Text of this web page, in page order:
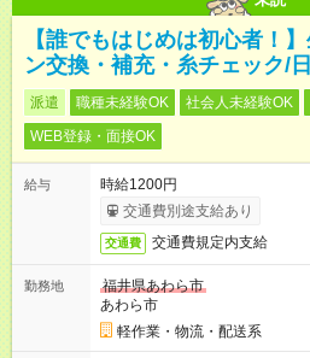
【誰でもはじめは初心者！
ン交換・補充・糸チェック/
派遣 職種未経験OK 社会人未経験OK
WEB登録・面接OK
給与
時給1200円
交通費別途支給あり
交通費 交通費規定内支給
勤務地
福井県あわら市
あわら市
軽作業・物流・配送系